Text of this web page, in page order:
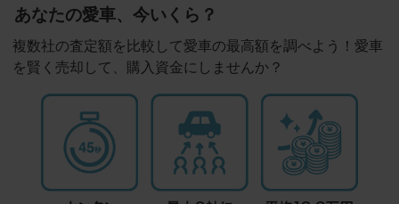
あなたの愛車、今いくら？
複数社の査定額を比較して愛車の最高額を調べよう！愛車
を賢く売却して、購入資金にしませんか？